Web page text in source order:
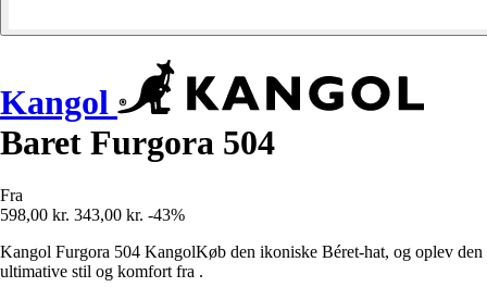
Kangol
Baret Furgora 504
Fra
598,00 kr. 343,00 kr. -43%
Kangol Furgora 504 KangolKøb den ikoniske Béret-hat, og oplev den
ultimative stil og komfort fra .